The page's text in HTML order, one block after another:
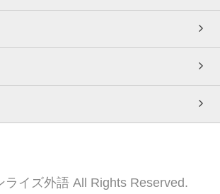
ライズ外語 All Rights Reserved.